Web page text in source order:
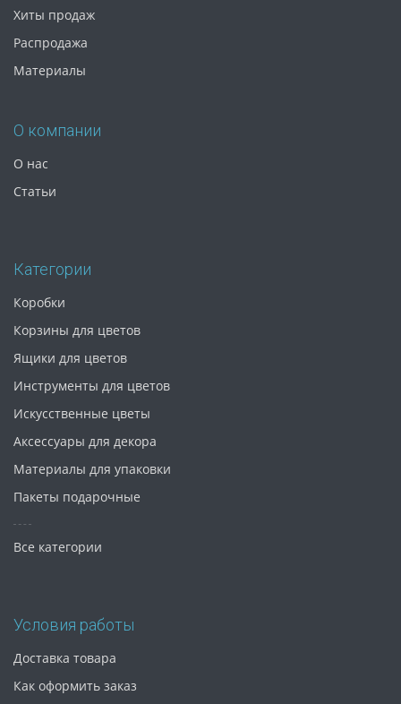
Хиты продаж
Распродажа
Материалы
О компании
О нас
Статьи
Категории
Коробки
Корзины для цветов
Ящики для цветов
Инструменты для цветов
Искусственные цветы
Аксессуары для декора
Материалы для упаковки
Пакеты подарочные
Все категории
Условия работы
Доставка товара
Как оформить заказ